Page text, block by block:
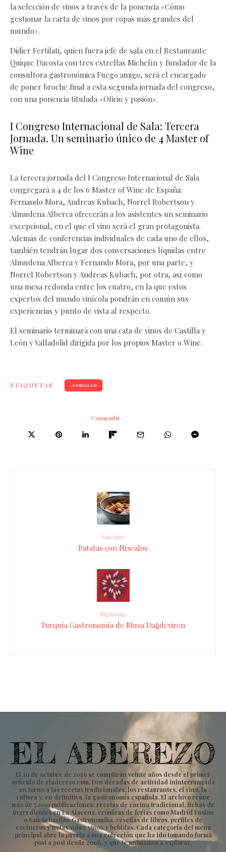
la selección de vinos a través de la ponencia «Cómo
gestionar la carta de vinos por copas más grandes del
mundo».
Didier Fertilati, quien fuera jefe de sala en el Restaurante
Quique Dacosta con tres estrellas Michelín y fundador de la
consultora gastronómica Fuego amigo, será el encargado
de poner broche final a esta segunda jornada del congreso,
con una ponencia titulada «Oficio y pasión».
I Congreso Internacional de Sala: Tercera
Jornada. Un seminario único de 4 Master of
Wine
La tercera jornada del I Congreso Internacional de Sala
congregará a 4 de los 6 Master of Wine de España:
Fernando Mora, Andreas Kubach, Norrel Robertson y
Almudena Alberca ofrecerán a los asistentes un seminario
excepcional, en el que el vino será el gran protagonista.
Además de conferencias individuales de cada uno de ellos,
también tendrán lugar dos conversaciones líquidas entre
Almudena Alberca y Fernando Mora, por una parte, y
Norrel Robertson y Andreas Kubach, por otra, así como
una mesa redonda entre los cuatro, en la que estos
expertos del mundo vinícola pondrán en común sus
experiencias y punto de vista al respecto.
El seminario terminará con una cata de vinos de Castilla y
León y Valladolid dirigida por los propios Master o Wine.
ETIQUETAS SUMILLER
Compartir
Anterior
Patatas con Níscalos
Siguiente
Turquía Gastronomía de Musa Dağdeviren
El 10 de octubre de 2026 se cumplirán veinte años desde el primer
artículo de eladerezo.com. Dos décadas de actividad ininterrumpida
en torno a las recetas tradicionales, los restaurantes, el vino, la
cultura y, en definitiva, la gastronomía española. El archivo reúne
más de 5.000 publicaciones: recetas de cocina tradicional, fichas de
ingredientes en La Alacena, crónicas de ferias como Madrid Fusión
o San Sebastián Gastronomika, reseñas de libros, perfiles de
cocineros y notas sobre vinos y bebidas. Cada categoría del menú
principal abre la puerta a una colección que ha ido tomando forma
post a post desde 2006, y que te animamos a explorar.